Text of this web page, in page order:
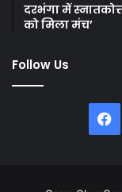
दरभंगा में
को मिला मंच’
Follow Us